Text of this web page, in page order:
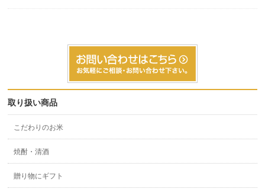
取り扱い商品
こだわりのお米
焼酎・清酒
贈り物にギフト